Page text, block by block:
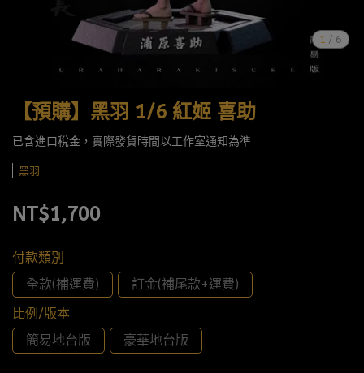
1 / 6
【預購】黑羽 1/6 紅姬 喜助
已含進口稅金，實際發貨時間以工作室通知為準
黑羽
NT$1,700
付款類別
全款(補運費)
訂金(補尾款+運費)
比例/版本
簡易地台版
豪華地台版